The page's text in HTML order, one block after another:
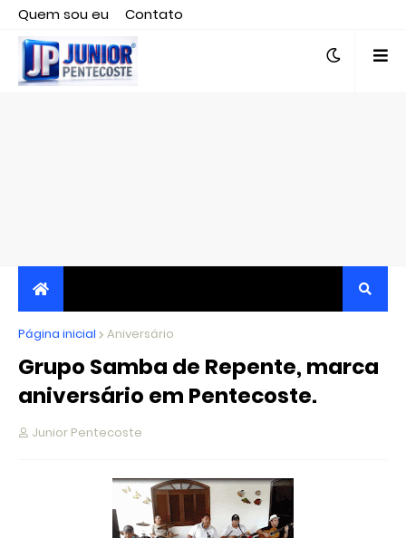
Quem sou eu
Contato
Editor responsável, jornalista Clovis Almeida.
JORNALISMO INDEPENDENTE, TRANSPARENTE E
CRÍTICO
Página inicial Aniversário
Grupo Samba de Repente, marca
aniversário em Pentecoste.
Junior Pentecoste